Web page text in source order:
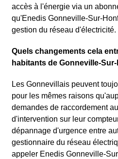
accès à l'énergie via un
qu'Enedis Gonneville-Sur-
gestion du réseau d'électricité.
Quels changements cela
habitants de Gonneville-
Les Gonnevillais peuvent
pour les mêmes raisons
demandes de raccordement
d'intervention sur leur
dépannage d'urgence entre
gestionnaire du réseau
appeler Enedis Gonneville-